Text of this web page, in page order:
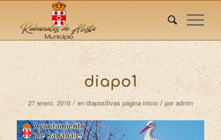
diapo1
27 enero, 2016 / en diapositivas página inicio / poradmin